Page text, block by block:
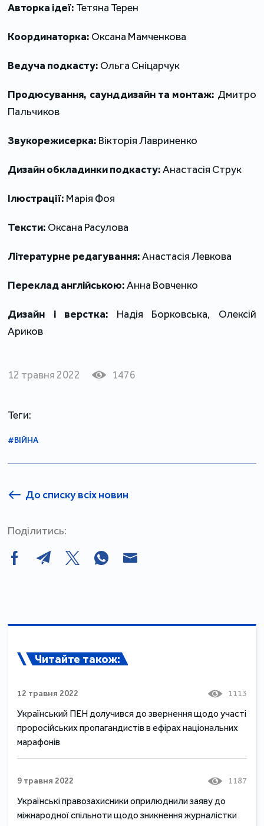
Авторка ідеї: Тетяна Терен
Координаторка: Оксана Мамченкова
Ведуча подкасту: Ольга Сніцарчук
Продюсування, саунддизайн та монтаж: Дмитро
Пальчиков
Звукорежисерка: Вікторія Лавриненко
Дизайн обкладинки подкасту:Анастасія Струк
Ілюстрації: Марія Фоя
Тексти: Оксана Расулова
Літературне редагування:Анастасія Левкова
Переклад англійською:Анна Вовченко
Дизайн і верстка: Надія Борковська, Олексій
Ариков
12 травня 2022 1476
Теги:
#ВІЙНА
До списку всіх новин
Поділитись:
Читайте також:
12 травня 2022 1113
Український ПЕН долучився до звернення щодо участі
проросійських пропагандистів в ефірах національних
марафонів
9 травня 2022 1187
Українські правозахисники оприлюднили заяву до
міжнародної спільноти щодо зникнення журналістки